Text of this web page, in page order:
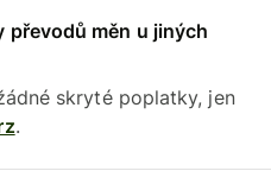
převodů měn u jiných
skryté poplatky, jen
.